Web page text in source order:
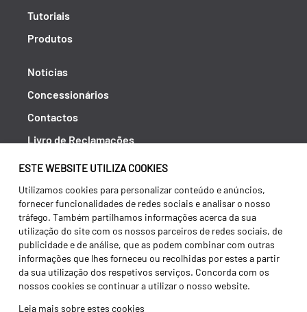
ESTE WEBSITE UTILIZA COOKIES
Utilizamos cookies para personalizar conteúdo e anúncios,
fornecer funcionalidades de redes sociais e analisar o nosso
tráfego. Também partilhamos informações acerca da sua
utilização do site com os nossos parceiros de redes sociais, de
publicidade e de análise, que as podem combinar com outras
informações que lhes forneceu ou recolhidas por estes a partir
da sua utilização dos respetivos serviços. Concorda com os
nossos cookies se continuar a utilizar o nosso website.
Leia mais sobre estes cookies
Tutoriais
Produtos
Notícias
Concessionários
Contactos
Livro de Reclamações
Política de Privacidade
Canal de Denúncias (RGPC)
Termos e condições